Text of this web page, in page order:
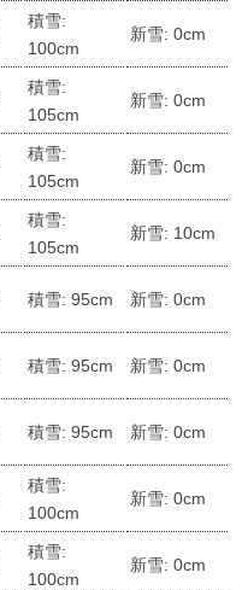
積雪:
100cm
新雪: 0cm
積雪:
105cm
新雪: 0cm
積雪:
105cm
新雪: 0cm
積雪:
105cm
新雪: 10cm
積雪: 95cm 新雪: 0cm
積雪: 95cm 新雪: 0cm
積雪: 95cm 新雪: 0cm
積雪:
100cm
新雪: 0cm
積雪:
100cm
新雪: 0cm